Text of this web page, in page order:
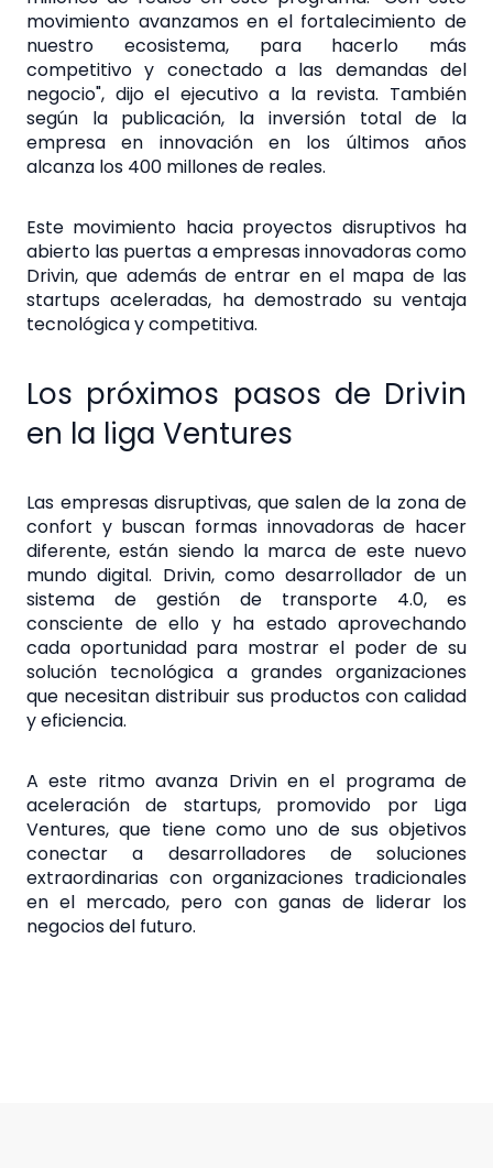
movimiento avanzamos en el fortalecimiento de
nuestro ecosistema, para hacerlo más
competitivo y conectado a las demandas del
negocio", dijo el ejecutivo a la revista. También
según la publicación, la inversión total de la
empresa en innovación en los últimos años
alcanza los 400 millones de reales.
Este movimiento hacia proyectos disruptivos ha
abierto las puertas a empresas innovadoras como
Drivin, que además de entrar en el mapa de las
startups aceleradas, ha demostrado su ventaja
tecnológica y competitiva.
Los próximos pasos de Drivin
en la liga Ventures
Las empresas disruptivas, que salen de la zona de
confort y buscan formas innovadoras de hacer
diferente, están siendo la marca de este nuevo
mundo digital. Drivin, como desarrollador de un
sistema de gestión de transporte 4.0, es
consciente de ello y ha estado aprovechando
cada oportunidad para mostrar el poder de su
solución tecnológica a grandes organizaciones
que necesitan distribuir sus productos con calidad
y eficiencia.
A este ritmo avanza Drivin en el programa de
aceleración de startups, promovido por Liga
Ventures, que tiene como uno de sus objetivos
conectar a desarrolladores de soluciones
extraordinarias con organizaciones tradicionales
en el mercado, pero con ganas de liderar los
negocios del futuro.